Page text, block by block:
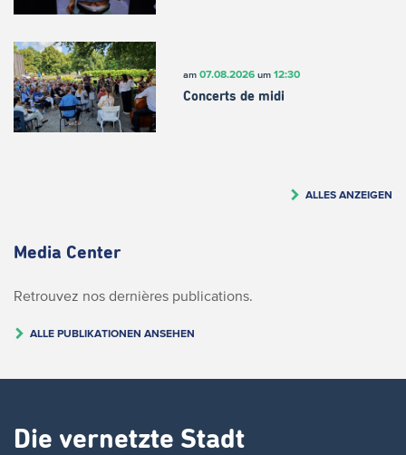
am 07.08.2026um 12:30
Concerts de midi
ALLES ANZEIGEN
Media Center
Retrouvez nos dernières publications.
ALLE PUBLIKATIONEN ANSEHEN
Die vernetzte Stadt